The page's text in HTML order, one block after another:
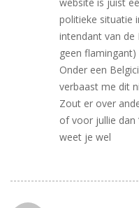
politieke situatie
intendant van
geen
Onder een
verbaast me dit
Zout er over
of voor jullie dan
weet je wel